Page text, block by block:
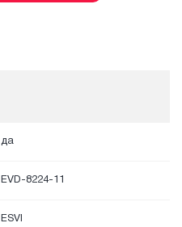
да
EVD-8224-11
ESVI